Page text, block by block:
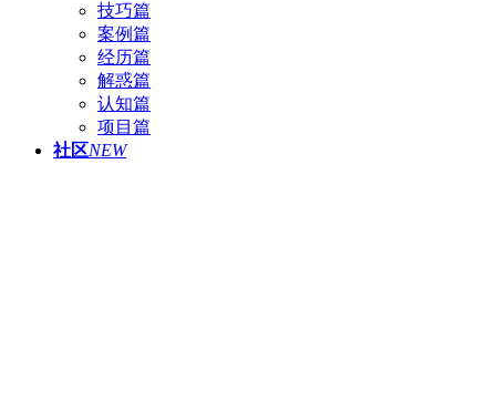
技巧篇
案例篇
经历篇
解惑篇
认知篇
项目篇
社区NEW